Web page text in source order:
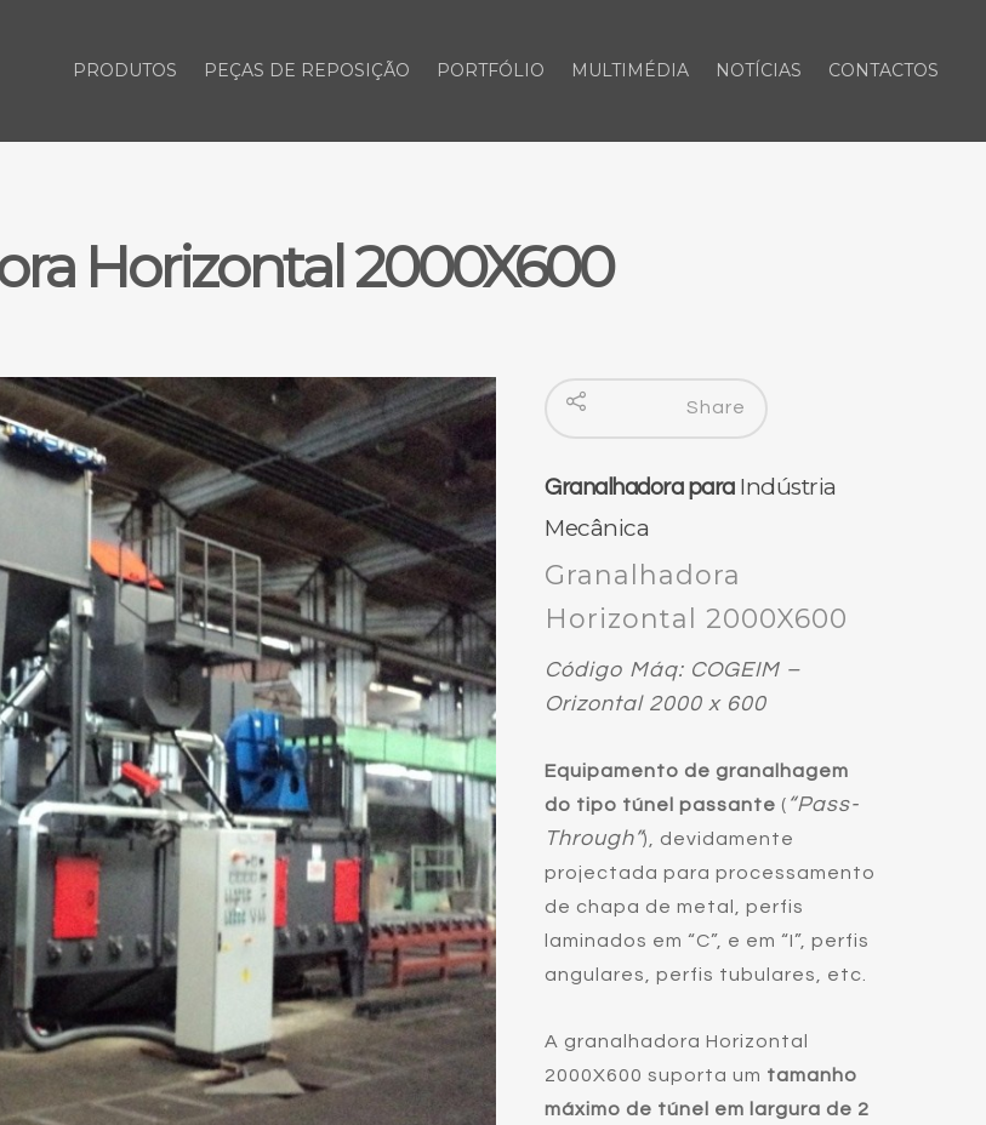
PRODUTOS PEÇAS DE REPOSIÇÃO PORTFÓLIO MULTIMÉDIA NOTÍCIAS CONTACTOS
Horizontal 2000X600
Share
Granalhadora paraIndústria
Mecânica
Granalhadora
Horizontal 2000X600
Código Máq: COGEIM –
Orizontal 2000 x 600
Equipamento de granalhagem
do tipo túnel passante ( “Pass-
Through”), devidamente
projectada para processamento
de chapa de metal, perfis
laminados em “C”, e em “I”, perfis
angulares, perfis tubulares, etc.
A granalhadora Horizontal
2000X600 suporta um tamanho
máximo de túnel em largura de 2